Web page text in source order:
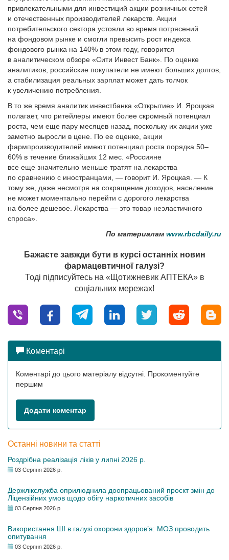
привлекательными для инвестиций акции розничных сетей
и отечественных производителей лекарств. Акции
потребительского сектора устояли во время потрясений
на фондовом рынке и смогли превысить рост индекса
фондового рынка на 140% в этом году, говорится
в аналитическом обзоре «Сити Инвест Банк». По оценке
аналитиков, российские покупатели не имеют больших долгов,
а стабилизация реальных зарплат может дать толчок
к увеличению потребления.
В то же время аналитик инвестбанка «Открытие» И. Яроцкая
полагает, что ритейлеры имеют более скромный потенциал
роста, чем еще пару месяцев назад, поскольку их акции уже
заметно выросли в цене. По ее оценке, акции
фармпроизводителей имеют потенциал роста порядка 50–
60% в течение ближайших 12 мес. «Россияне
все еще значительно меньше тратят на лекарства
по сравнению с иност­ранцами, — говорит И. Яроцкая. — К
тому же, даже несмотря на сокращение доходов, население
не может моментально перейти с дорогого лекарства
на более дешевое. Лекарства — это товар неэластичного
спроса».
По материалам www.rbcdaily.ru
Бажаєте завжди бути в курсі останніх новин
фармацевтичної галузі?
Тоді підписуйтесь на «Щотижневик АПТЕКА» в
соціальних мережах!
Коментарі
Коментарі до цього матеріалу відсутні. Прокоментуйте
першим
Додати коментар
Останні новини та статті
Роздрібна реалізація ліків у липні 2026 р.
03 Серпня 2026 р.
Держлікслужба оприлюднила доопрацьований проєкт змін до
Ліцензійних умов щодо обігу наркотичних засобів
03 Серпня 2026 р.
Використання ШІ в галузі охорони здоров’я: МОЗ проводить
опитування
03 Серпня 2026 р.